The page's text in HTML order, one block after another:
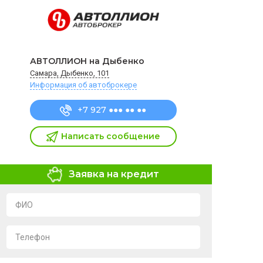
АВТОЛЛИОН на Дыбенко
Самара, Дыбенко, 101
Информация об автоброкере
+7 927 ●●● ●● ●●
Написать сообщение
Заявка на кредит
ФИО
Телефон